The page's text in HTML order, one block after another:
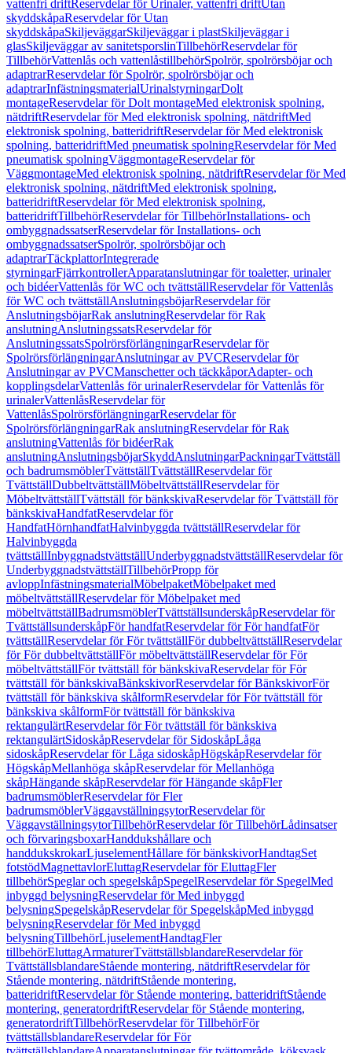
vattenfri driftReservdelar för Urinaler, vattenfri driftUtan
skyddskåpaReservdelar för Utan
skyddskåpaSkiljeväggarSkiljeväggar i plastSkiljeväggar i
glasSkiljeväggar av sanitetsporslinTillbehörReservdelar för
TillbehörVattenlås och vattenlåstillbehörSpolrör, spolrörsböjar och
adaptrarReservdelar för Spolrör, spolrörsböjar och
adaptrarInfästningsmaterialUrinalstyrningarDolt
montageReservdelar för Dolt montageMed elektronisk spolning,
nätdriftReservdelar för Med elektronisk spolning, nätdriftMed
elektronisk spolning, batteridriftReservdelar för Med elektronisk
spolning, batteridriftMed pneumatisk spolningReservdelar för Med
pneumatisk spolningVäggmontageReservdelar för
VäggmontageMed elektronisk spolning, nätdriftReservdelar för Med
elektronisk spolning, nätdriftMed elektronisk spolning,
batteridriftReservdelar för Med elektronisk spolning,
batteridriftTillbehörReservdelar för TillbehörInstallations- och
ombyggnadssatserReservdelar för Installations- och
ombyggnadssatserSpolrör, spolrörsböjar och
adaptrarTäckplattorIntegrerade
styrningarFjärrkontrollerApparatanslutningar för toaletter, urinaler
och bidéerVattenlås för WC och tvättställReservdelar för Vattenlås
för WC och tvättställAnslutningsböjarReservdelar för
AnslutningsböjarRak anslutningReservdelar för Rak
anslutningAnslutningssatsReservdelar för
AnslutningssatsSpolrörsförlängningarReservdelar för
SpolrörsförlängningarAnslutningar av PVCReservdelar för
Anslutningar av PVCManschetter och täckkåporAdapter- och
kopplingsdelarVattenlås för urinalerReservdelar för Vattenlås för
urinalerVattenlåsReservdelar för
VattenlåsSpolrörsförlängningarReservdelar för
SpolrörsförlängningarRak anslutningReservdelar för Rak
anslutningVattenlås för bidéerRak
anslutningAnslutningsböjarSkyddAnslutningarPackningarTvättställ
och badrumsmöblerTvättställTvättställReservdelar för
TvättställDubbeltvättställMöbeltvättställReservdelar för
MöbeltvättställTvättställ för bänkskivaReservdelar för Tvättställ för
bänkskivaHandfatReservdelar för
HandfatHörnhandfatHalvinbyggda tvättställReservdelar för
Halvinbyggda
tvättställInbyggnadstvättställUnderbyggnadstvättställReservdelar för
UnderbyggnadstvättställTillbehörPropp för
avloppInfästningsmaterialMöbelpaketMöbelpaket med
möbeltvättställReservdelar för Möbelpaket med
möbeltvättställBadrumsmöblerTvättställsunderskåpReservdelar för
TvättställsunderskåpFör handfatReservdelar för För handfatFör
tvättställReservdelar för För tvättställFör dubbeltvättställReservdelar
för För dubbeltvättställFör möbeltvättställReservdelar för För
möbeltvättställFör tvättställ för bänkskivaReservdelar för För
tvättställ för bänkskivaBänkskivorReservdelar för BänkskivorFör
tvättställ för bänkskiva skålformReservdelar för För tvättställ för
bänkskiva skålformFör tvättställ för bänkskiva
rektangulärtReservdelar för För tvättställ för bänkskiva
rektangulärtSidoskåpReservdelar för SidoskåpLåga
sidoskåpReservdelar för Låga sidoskåpHögskåpReservdelar för
HögskåpMellanhöga skåpReservdelar för Mellanhöga
skåpHängande skåpReservdelar för Hängande skåpFler
badrumsmöblerReservdelar för Fler
badrumsmöblerVäggavställningsytorReservdelar för
VäggavställningsytorTillbehörReservdelar för TillbehörLådinsatser
och förvaringsboxarHanddukshållare och
handdukskrokarLjuselementHållare för bänkskivorHandtagSet
fotstödMagnettavlorEluttagReservdelar för EluttagFler
tillbehörSpeglar och spegelskåpSpegelReservdelar för SpegelMed
inbyggd belysningReservdelar för Med inbyggd
belysningSpegelskåpReservdelar för SpegelskåpMed inbyggd
belysningReservdelar för Med inbyggd
belysningTillbehörLjuselementHandtagFler
tillbehörEluttagArmaturerTvättställsblandareReservdelar för
TvättställsblandareStående montering, nätdriftReservdelar för
Stående montering, nätdriftStående montering,
batteridriftReservdelar för Stående montering, batteridriftStående
montering, generatordriftReservdelar för Stående montering,
generatordriftTillbehörReservdelar för TillbehörFör
tvättställsblandareReservdelar för För